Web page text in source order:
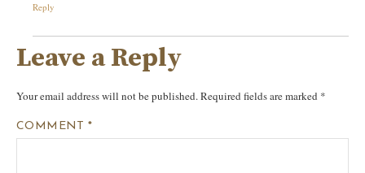
Reply
Leave a Reply
Your email address will not be published.Required fields are marked *
COMMENT*